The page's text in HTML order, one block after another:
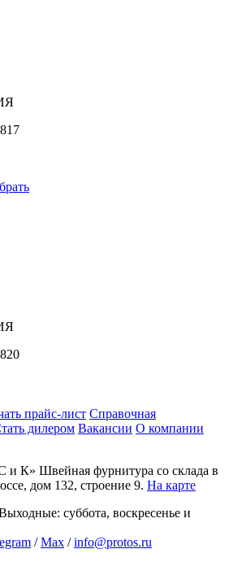
прайс-лист Справочная
дилером Вакансии О компании
и К» Швейная фурнитура со склада в
дом 132, строение 9. На карте
суббота, воскресенье и
/Max /info@protos.ru